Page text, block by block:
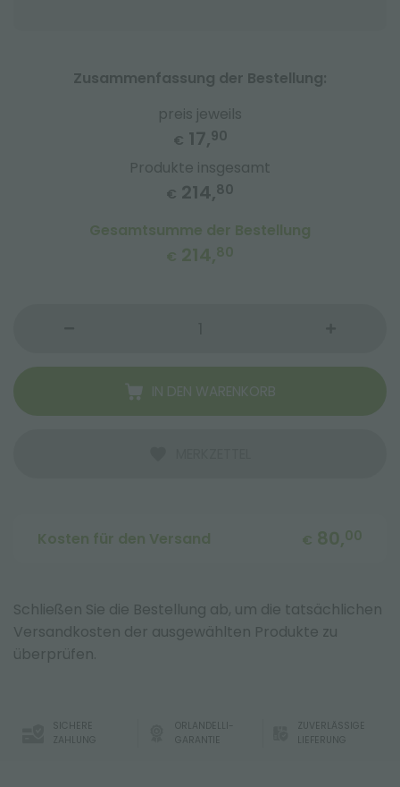
Zusammenfassung der Bestellung:
preis jeweils
€ 17,90
Produkte insgesamt
€ 214,80
Gesamtsumme der Bestellung
€ 214,80
IN DEN WARENKORB
Kosten für den Versand € 80,00
Schließen Sie die Bestellung ab, um die tatsächlichen
Versandkosten der ausgewählten Produkte zu
überprüfen.
SICHERE
ZAHLUNG
ORLANDELLI-
GARANTIE
ZUVERLÄSSIGE
LIEFERUNG